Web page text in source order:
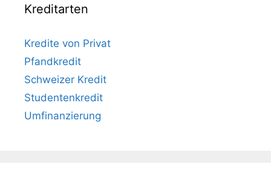
Kreditarten
Kredite von Privat
Pfandkredit
Schweizer Kredit
Studentenkredit
Umfinanzierung